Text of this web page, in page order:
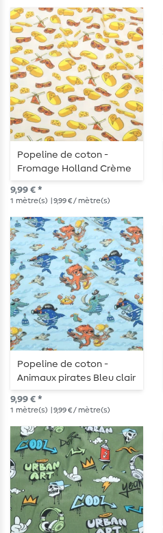
Popeline de coton -
Fromage Holland Crème
9,99 € *
1 mètre(s) | 9,99 € / mètre(s)
Popeline de coton -
Animaux pirates Bleu clair
9,99 € *
1 mètre(s) | 9,99 € / mètre(s)